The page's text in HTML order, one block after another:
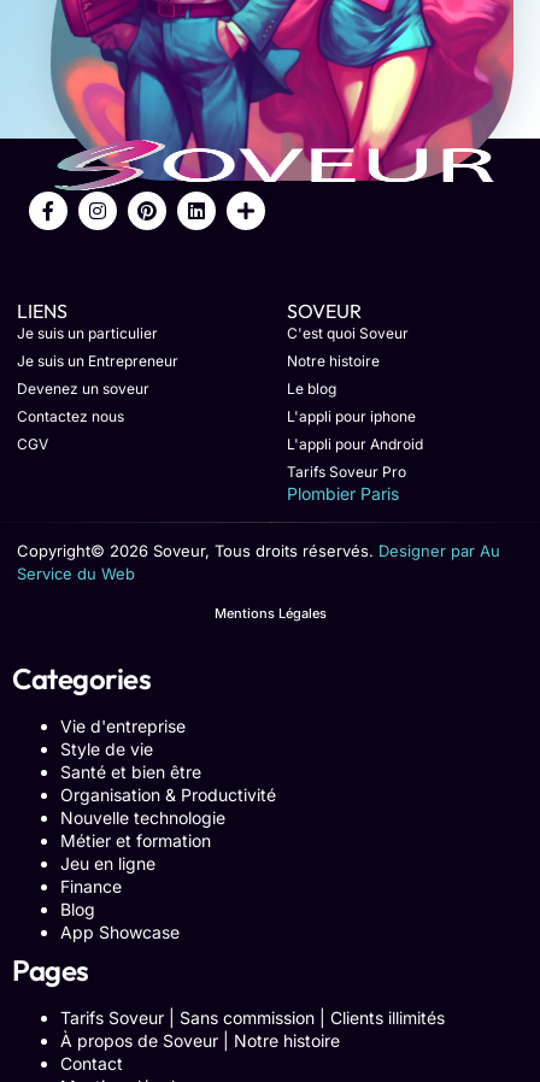
LIENS
Je suis un particulier
Je suis un Entrepreneur
Devenez un soveur
Contactez nous
CGV
SOVEUR
C'est quoi Soveur
Notre histoire
Le blog
L'appli pour iphone
L'appli pour Android
Tarifs Soveur Pro
Plombier Paris
Copyright© 2026 Soveur, Tous droits réservés. Designer par Au
Service du Web
Mentions Légales
Categories
Vie d'entreprise
Style de vie
Santé et bien être
Organisation & Productivité
Nouvelle technologie
Métier et formation
Jeu en ligne
Finance
Blog
App Showcase
Pages
Tarifs Soveur | Sans commission | Clients illimités
À propos de Soveur | Notre histoire
Contact